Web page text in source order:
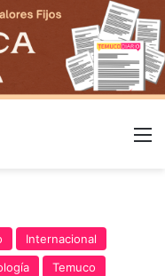
Internacional
Temuco